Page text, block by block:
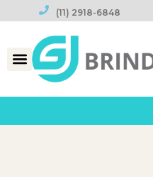
(11) 2918-6848